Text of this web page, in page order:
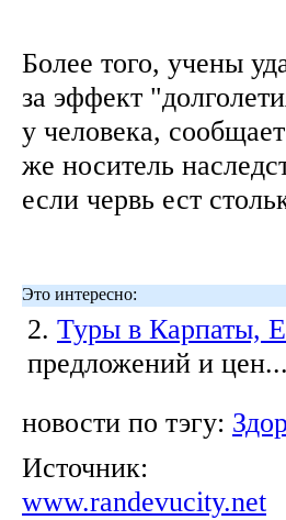
Более того, учены
за эффект
у человека,
же носитель
если червь ест
Это интересно:
2. Туры в Карпаты,
предложений и
новости по тэгу:
Источник:
www.randevucity.net